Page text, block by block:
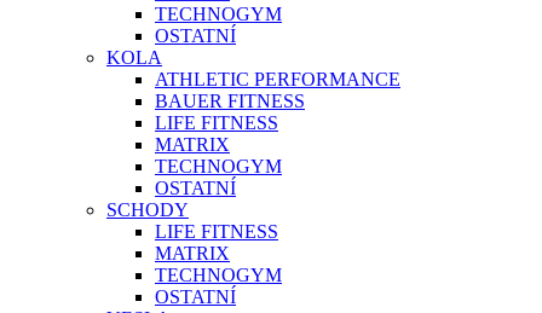
TECHNOGYM
OSTATNÍ
KOLA
ATHLETIC PERFORMANCE
BAUER FITNESS
LIFE FITNESS
MATRIX
TECHNOGYM
OSTATNÍ
SCHODY
LIFE FITNESS
MATRIX
TECHNOGYM
OSTATNÍ